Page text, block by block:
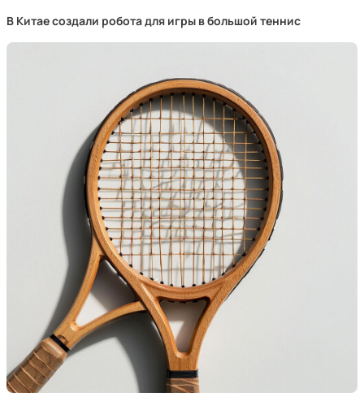
В Китае создали робота для игры в большой теннис